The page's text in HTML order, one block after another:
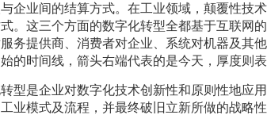
企业间的结算方式。在工业领域，颠覆性技
。这三个方面的数字化转型全都基于互联网
务提供商、消费者对企业、系统对机器及其
的时间线，箭头右端代表的是今天，厚度则表
型是企业对数字化技术创新性和原则性地应
业模式及流程，并最终破旧立新所做的战略